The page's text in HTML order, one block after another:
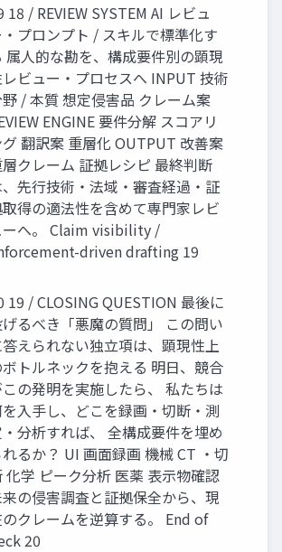
18 / REVIEW SYSTEM AI レビュ
プロンプト / スキルで標準化す
属人的な勘を、構成要件別の顕現
ビュー・プロセスへ INPUT 技術
/ 本質 想定侵害品 クレーム案
ENGINE 要件分解 スコアリ
グ 翻訳案 重層化 OUTPUT 改善案
クレーム 証拠レシピ 最終判断
先行技術・法域・審査経過・証
得の適法性を含めて専門家レビ
ーへ。 Claim visibility /
driven drafting 19
19 / CLOSING QUESTION 最後に
るべき「悪魔の質問」 この問い
答えられない独立項は、顕現性上
ボトルネックを抱える 明日、競合
の発明を実施したら、 私たちは
入手し、どこを録画・切断・測
分析すれば、 全構成要件を埋め
れるか？ UI 画面録画 機械 CT ・切
化学 ピーク分析 医薬 表示物確認
の侵害調査と証拠保全から、現
クレームを逆算する。 End of
20